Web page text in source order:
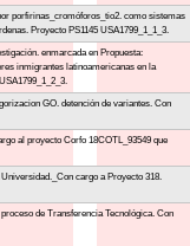
porfirinas_cromóforos_tio2. como sistemas
Proyecto PS1145 USA1799_1_1_3.
enmarcada en Propuesta:
inmigrantes latinoamericanas en la
GO. detención de variantes. Con
al proyecto Corfo 18COTL_93549 que
cargo a Proyecto 318.
de Transferencia Tecnológica. Con